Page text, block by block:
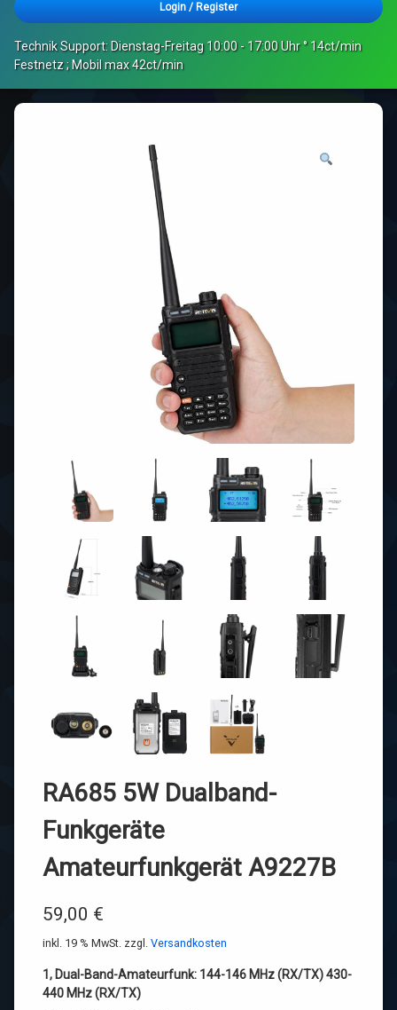
Login / Register
Technik Support: Dienstag-Freitag 10:00 - 17:00 Uhr ° 14ct/min
Festnetz ; Mobil max 42ct/min
RA685 5W Dualband-
Funkgeräte
Amateurfunkgerät A9227B
59,00 €
inkl. 19 % MwSt. zzgl. Versandkosten
1, Dual-Band-Amateurfunk: 144-146 MHz (RX/TX) 430-
440 MHz (RX/TX)